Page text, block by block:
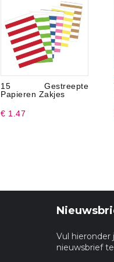
15 Gestreepte
Papieren Zakjes
€ 1.47
Vul hieronder
nieuwsbrief